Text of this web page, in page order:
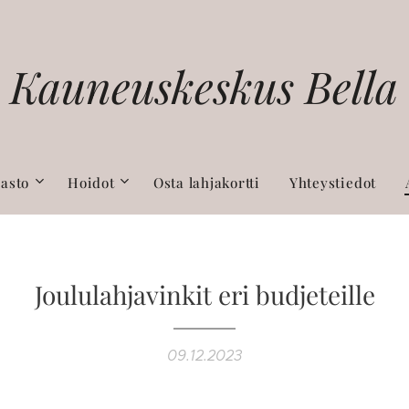
KauneuskeskusBella
Hoidot Osta lahjakortti Yhteystiedot
Joululahjavinkit eri budjeteille
09.12.2023